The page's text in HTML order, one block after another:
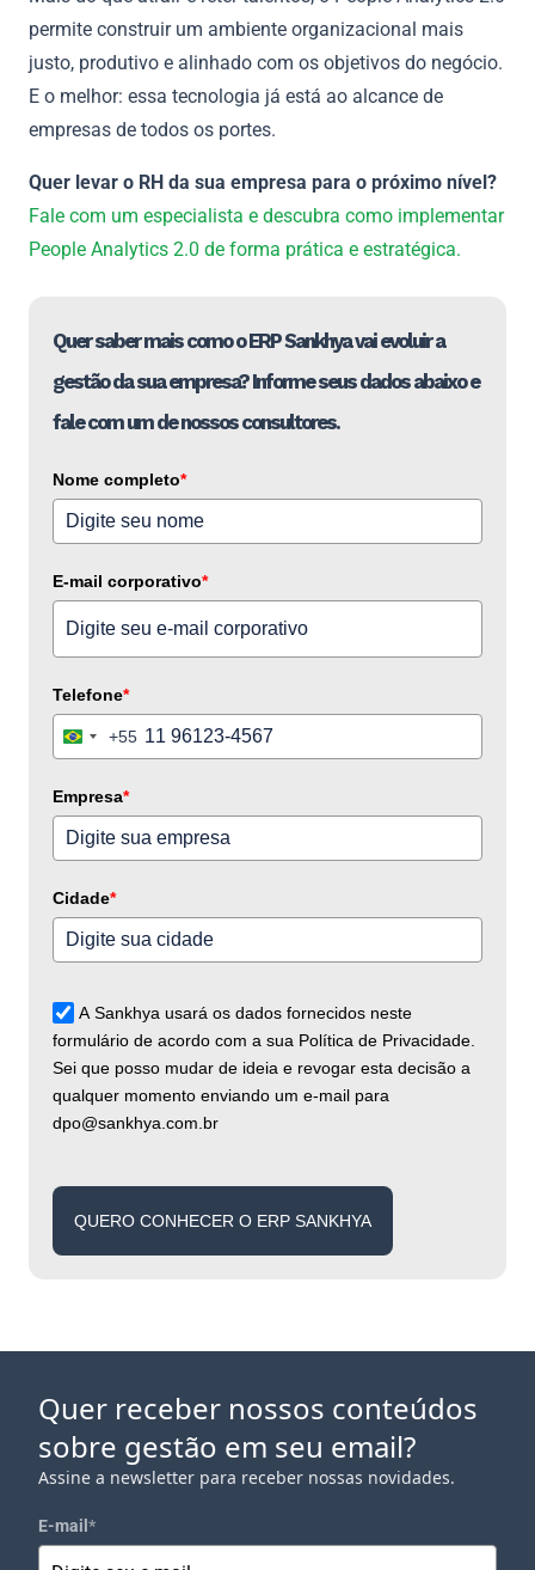
permite construir um ambiente organizacional mais
justo, produtivo e alinhado com os objetivos do negócio.
E o melhor: essa tecnologia já está ao alcance de
empresas de todos os portes.
Quer levar o RH da sua empresa para o próximo nível?
Fale com um especialista e descubra como implementar
People Analytics 2.0 de forma prática e estratégica.
Quer saber mais como o ERP Sankhya vai evoluir a
gestão da sua empresa? Informe seus dados abaixo e
fale com um de nossos consultores.
Nome completo*
E-mail corporativo*
Telefone*
Brazil+55
Empresa*
Cidade*
A Sankhya usará os dados fornecidos neste
formulário de acordo com a sua Política de Privacidade.
Sei que posso mudar de ideia e revogar esta decisão a
qualquer momento enviando um e-mail para
dpo@sankhya.com.br
QUERO CONHECER O ERP SANKHYA
Quer receber nossos conteúdos
sobre gestão em seu email?
Assine a newsletter para receber nossas novidades.
E-mail *